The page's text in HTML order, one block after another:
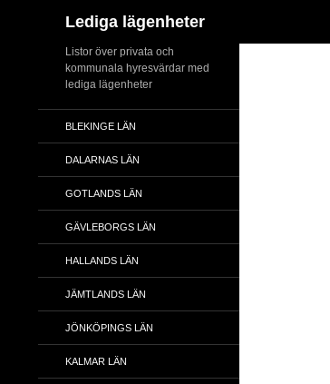
Lediga lägenheter
Listor över privata och
kommunala hyresvärdar med
lediga lägenheter
BLEKINGE LÄN
DALARNAS LÄN
GOTLANDS LÄN
GÄVLEBORGS LÄN
HALLANDS LÄN
JÄMTLANDS LÄN
JÖNKÖPINGS LÄN
KALMAR LÄN